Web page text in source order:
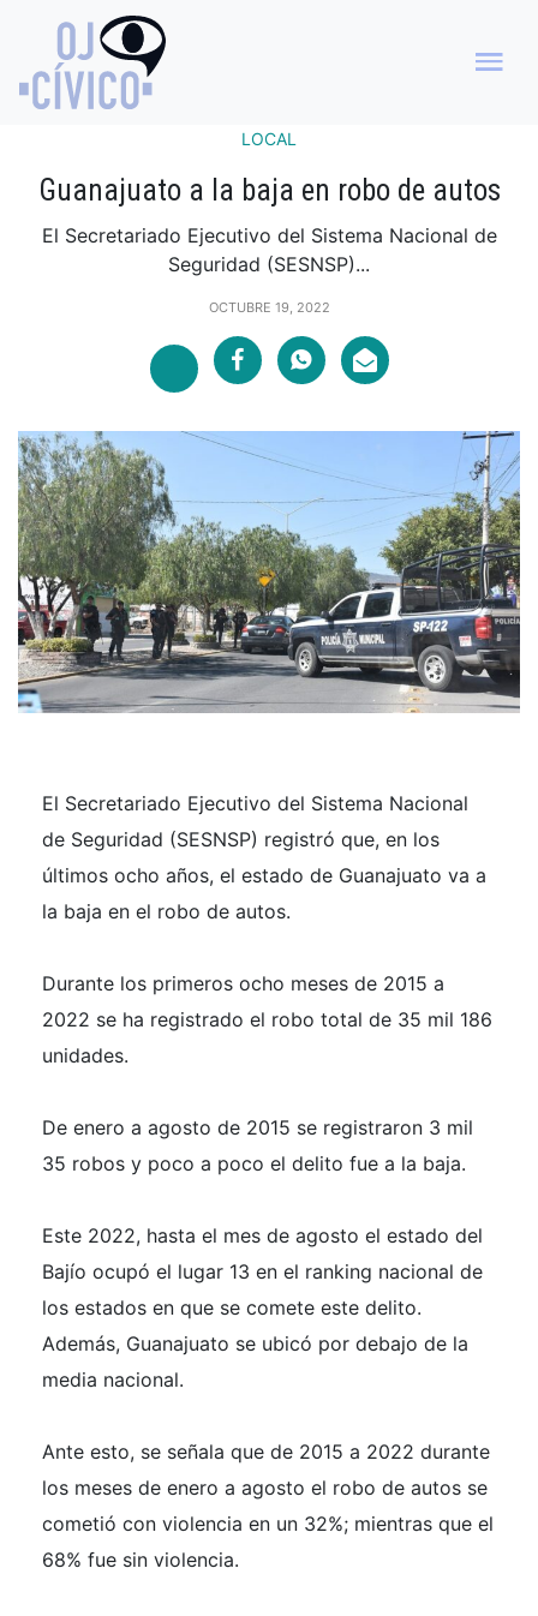
LOCAL
Guanajuato a la baja en robo de autos
El Secretariado Ejecutivo del Sistema Nacional de
Seguridad (SESNSP)...
OCTUBRE 19, 2022
El Secretariado Ejecutivo del Sistema Nacional
de Seguridad (SESNSP) registró que, en los
últimos ocho años, el estado de Guanajuato va a
la baja en el robo de autos.
Durante los primeros ocho meses de 2015 a
2022 se ha registrado el robo total de 35 mil 186
unidades.
De enero a agosto de 2015 se registraron 3 mil
35 robos y poco a poco el delito fue a la baja.
Este 2022, hasta el mes de agosto el estado del
Bajío ocupó el lugar 13 en el ranking nacional de
los estados en que se comete este delito.
Además, Guanajuato se ubicó por debajo de la
media nacional.
Ante esto, se señala que de 2015 a 2022 durante
los meses de enero a agosto el robo de autos se
cometió con violencia en un 32%; mientras que el
68% fue sin violencia.